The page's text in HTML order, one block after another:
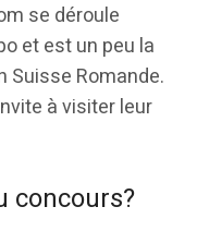
se déroule
et est un peu la
Suisse Romande.
à visiter leur
concours?